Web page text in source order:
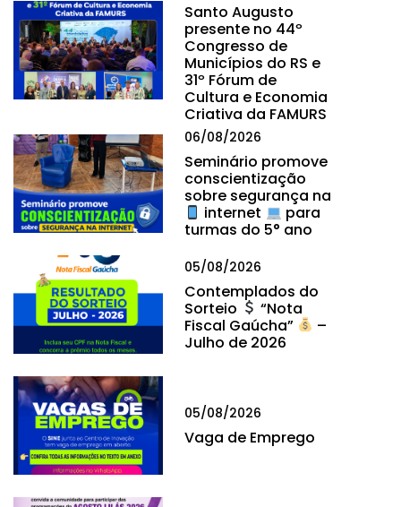
Santo Augusto
presente no 44º
Congresso de
Municípios do RS e
31º Fórum de
Cultura e Economia
Criativa da FAMURS
06/08/2026
Seminário promove
conscientização
sobre segurança na
internet
para
turmas do 5° ano
05/08/2026
Contemplados do
Sorteio
“Nota
Fiscal Gaúcha”
–
Julho de 2026
05/08/2026
Vaga de Emprego